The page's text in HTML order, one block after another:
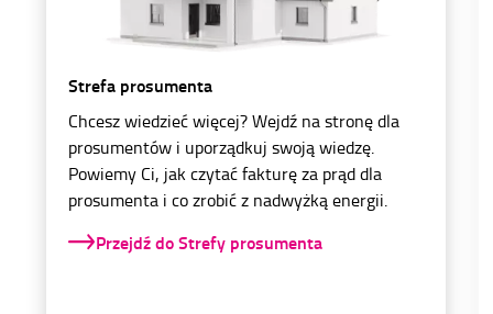
Strefa prosumenta
Chcesz wiedzieć więcej?Wejdź na stronę dla
prosumentów i uporządkuj swoją wiedzę.
Powiemy Ci, jak czytać fakturę za prąd dla
prosumenta i co zrobić z nadwyżką energii.
Przejdź do Strefy prosumenta